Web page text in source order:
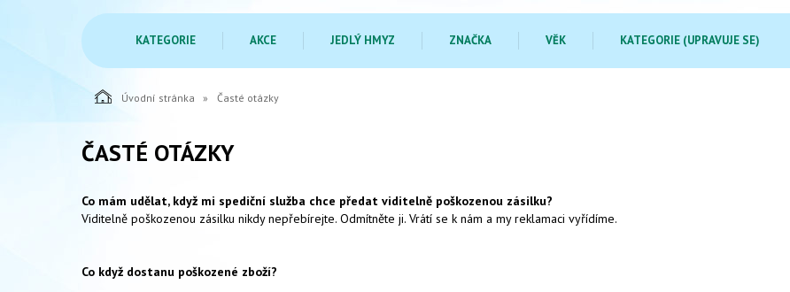
KATEGORIE AKCE JEDLÝ HMYZ ZNAČKA VĚK KATEGORIE (UPRAVUJE SE)
Úvodní stránka Časté otázky
ČASTÉ OTÁZKY
Co mám udělat, když mi spediční služba chce předat viditelně poškozenou zásilku?
Viditelně poškozenou zásilku nikdy nepřebírejte. Odmítněte ji. Vrátí se k nám a my reklamaci vyřídíme.
Co když dostanu poškozené zboží?